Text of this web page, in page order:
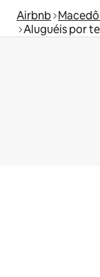
Airbnb
Aluguéis por